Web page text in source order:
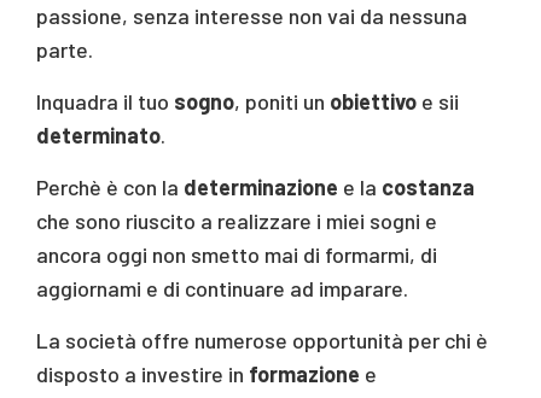
passione, senza interesse non vai da nessuna
parte.
Inquadra il tuo sogno, poniti un obiettivo e sii
determinato.
Perchè è con la determinazione e la costanza
che sono riuscito a realizzare i miei sogni e
ancora oggi non smetto mai di formarmi, di
aggiornami e di continuare ad imparare.
La società offre numerose opportunità per chi è
disposto a investire in formazione e